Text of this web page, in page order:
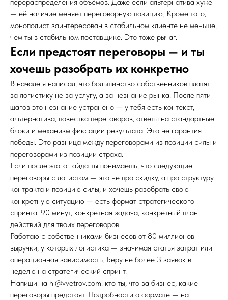
— её наличие меняет переговорную позицию. Кроме того,
монополист заинтересован в стабильном клиенте не меньше,
чем ты в стабильном поставщике. Это тоже рычаг.
Если предстоят переговоры — и ты
хочешь разобрать их конкретно
В начале я написал, что большинство собственников платят
за логистику не за услугу, а за незнание рынка. После пяти
шагов это незнание устранено — у тебя есть контекст,
альтернатива, повестка переговоров, ответы на стандартные
блоки и механизм фиксации результата. Это не гарантия
победы. Это разница между переговорами из позиции силы и
переговорами из позиции страха.
Если после этого гайда ты понимаешь, что следующие
переговоры с логистом — это не про скидку, а про структуру
контракта и позицию силы, и хочешь разобрать свою
конкретную ситуацию — есть формат стратегического
спринта. 90 минут, конкретная задача, конкретный план
действий для твоих переговоров.
Работаю с собственниками бизнесов от 80 миллионов
выручки, у которых логистика — значимая статья затрат или
операционная зависимость. Беру не более 3 заявок в
неделю на стратегический спринт.
Напиши на hi@vvetrov.com: кто ты, что за бизнес, какие
переговоры предстоят. Подробности о формате — на